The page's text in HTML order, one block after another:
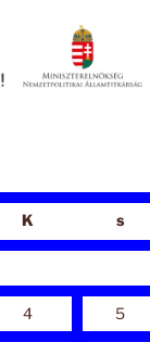
K s
4 5